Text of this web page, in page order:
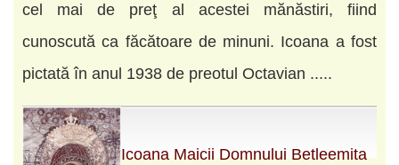
cel mai de preţ al acestei mănăstiri, fiind
cunoscută ca făcătoare de minuni. Icoana a fost
pictată în anul 1938 de preotul Octavian .....
Icoana Maicii Domnului Betleemita